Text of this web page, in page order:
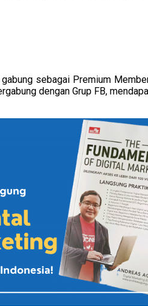
sebagai Premium
dengan Grup FB,